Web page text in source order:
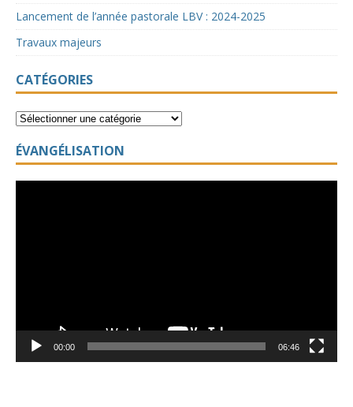
Lancement de l’année pastorale LBV : 2024-2025
Travaux majeurs
CATÉGORIES
ÉVANGÉLISATION
00:00 06:46